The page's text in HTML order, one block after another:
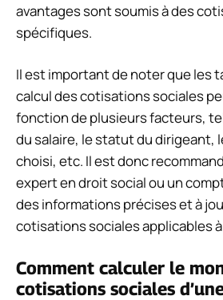
avantages sont soumis à des
spécifiques.
Il est important de noter que les
calcul des cotisations sociales
fonction de plusieurs facteurs,
du salaire, le statut du dirigeant,
choisi, etc. Il est donc
expert en droit social ou un
des informations précises et à
cotisations sociales applicables à
Comment calculer le
cotisations sociales